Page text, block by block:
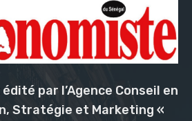
par l’Agence Conseil en
Stratégie et Marketing «